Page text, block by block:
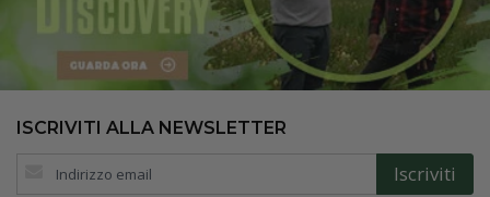
ISCRIVITI ALLA NEWSLETTER
Iscriviti